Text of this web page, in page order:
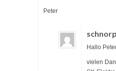
Peter
Hallo
vielen